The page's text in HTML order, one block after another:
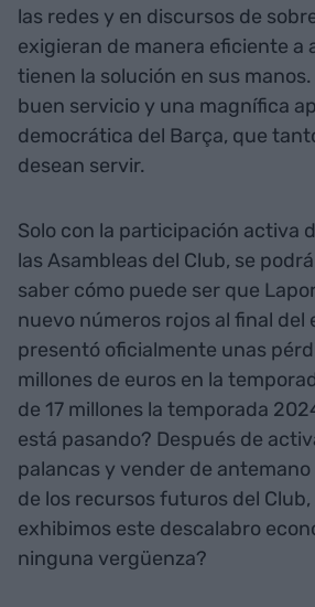
las redes y en discursos de
exigieran de manera eficiente a
tienen la solución en sus
buen servicio y una magnífica
democrática del Barça, que
desean servir.
Solo con la participación activa
las Asambleas del Club, se
saber cómo puede ser que
nuevo números rojos al final del
presentó oficialmente unas
millones de euros en la
de 17 millones la temporada
está pasando? Después de
palancas y vender de
de los recursos futuros del Club,
exhibimos este descalabro
ninguna vergüenza?